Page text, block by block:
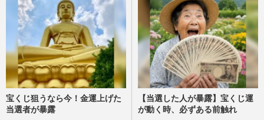
宝くじ狙うなら今！金運上げた
当選者が暴露
【当選した人が暴露】宝くじ運
が動く時、必ずある前触れ